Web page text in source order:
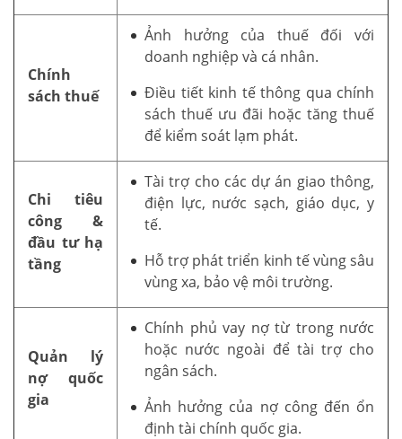
Chính
sách thuế
Ảnh hưởng của thuế đối với
doanh nghiệp và cá nhân.
Điều tiết kinh tế thông qua chính
sách thuế ưu đãi hoặc tăng thuế
để kiểm soát lạm phát.
Chi tiêu
công &
đầu tư hạ
tầng
Tài trợ cho các dự án giao thông,
điện lực, nước sạch, giáo dục, y
tế.
Hỗ trợ phát triển kinh tế vùng sâu
vùng xa, bảo vệ môi trường.
Quản lý
nợ quốc
gia
Chính phủ vay nợ từ trong nước
hoặc nước ngoài để tài trợ cho
ngân sách.
Ảnh hưởng của nợ công đến ổn
định tài chính quốc gia.